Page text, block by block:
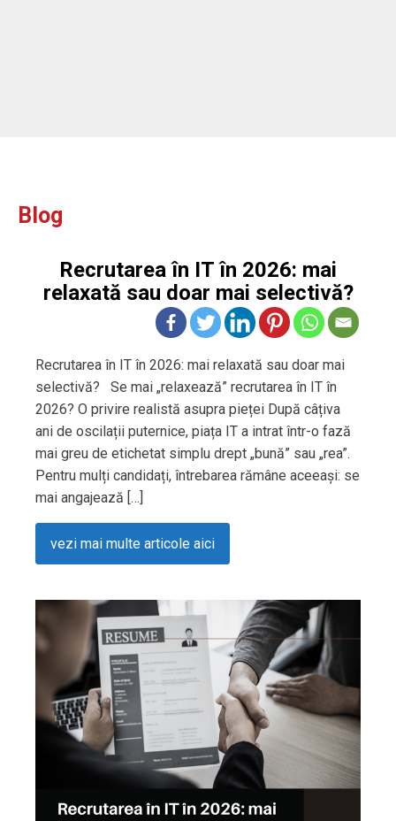
Blog
Recrutarea în IT în 2026: mai
relaxată sau doar mai selectivă?
Recrutarea în IT în 2026: mai relaxată sau doar mai
selectivă? Se mai „relaxează” recrutarea în IT în
2026? O privire realistă asupra pieței După câțiva
ani de oscilații puternice, piața IT a intrat într-o fază
mai greu de etichetat simplu drept „bună” sau „rea”.
Pentru mulți candidați, întrebarea rămâne aceeași: se
mai angajează […]
vezi mai multe articole aici